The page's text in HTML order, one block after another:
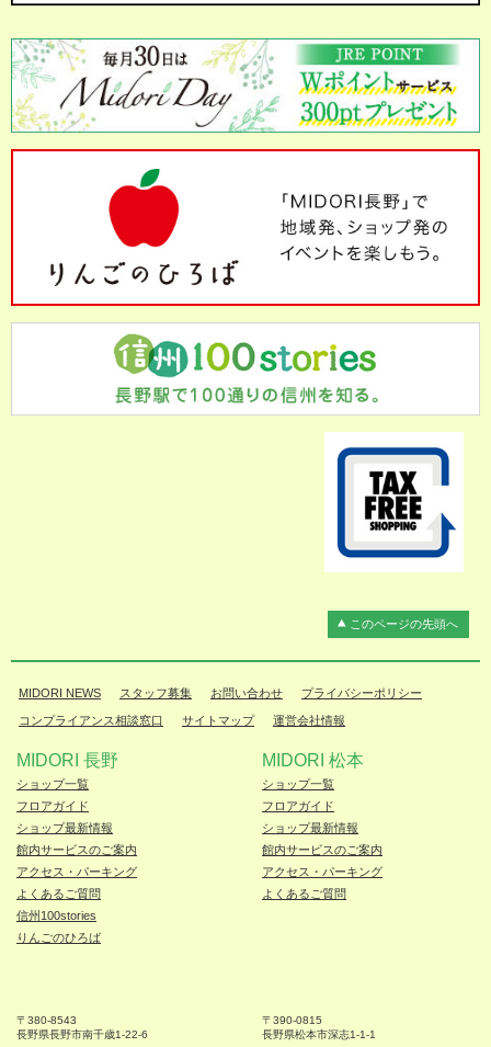
このページの先頭へ
MIDORI NEWS スタッフ募集 お問い合わせ プライバシーポリシー
コンプライアンス相談窓口 サイトマップ 運営会社情報
MIDORI 長野
ショップ一覧
フロアガイド
ショップ最新情報
館内サービスのご案内
アクセス・パーキング
よくあるご質問
信州100stories
りんごのひろば
〒380-8543
長野県長野市南千歳1-22-6
MIDORI 松本
ショップ一覧
フロアガイド
ショップ最新情報
館内サービスのご案内
アクセス・パーキング
よくあるご質問
〒390-0815
長野県松本市深志1-1-1